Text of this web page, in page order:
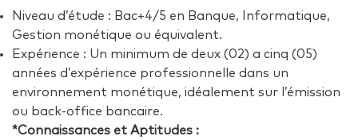
Niveau d’étude : Bac+4/5 en Banque, Informatique,
Gestion monétique ou équivalent.
Expérience : Un minimum de deux (02) a cinq (05)
années d’expérience professionnelle dans un
environnement monétique, idéalement sur l’émission
ou back-office bancaire.
*Connaissances et Aptitudes :